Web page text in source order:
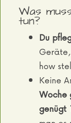
Was
tun?
Du
how
Keine
Woche
genügt